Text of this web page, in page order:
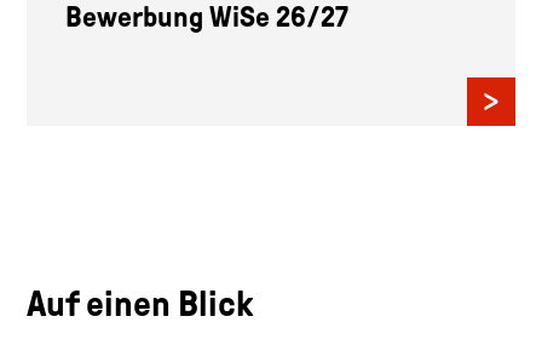
Bewerbung WiSe 26/27
Auf einen Blick